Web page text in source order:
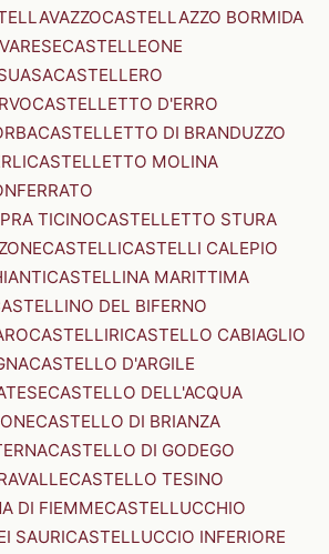
CASTELLAZZO BORMIDA
CASTELLEONE
CASTELLERO
CASTELLETTO D'ERRO
CASTELLETTO DI BRANDUZZO
CASTELLETTO MOLINA
TICINOCASTELLETTO STURA
CASTELLICASTELLI CALEPIO
CASTELLINA MARITTIMA
DEL BIFERNO
CASTELLIRICASTELLO CABIAGLIO
CASTELLO D'ARGILE
CASTELLO DELL'ACQUA
CASTELLO DI BRIANZA
CASTELLO DI GODEGO
CASTELLO TESINO
DI FIEMMECASTELLUCCHIO
SAURICASTELLUCCIO INFERIORE